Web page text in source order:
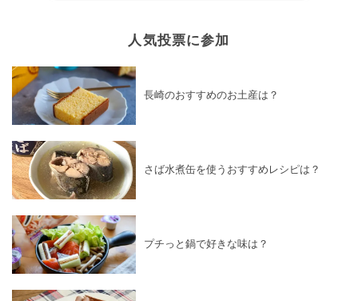
人気投票に参加
長崎のおすすめのお土産は？
さば水煮缶を使うおすすめレシピは？
プチっと鍋で好きな味は？